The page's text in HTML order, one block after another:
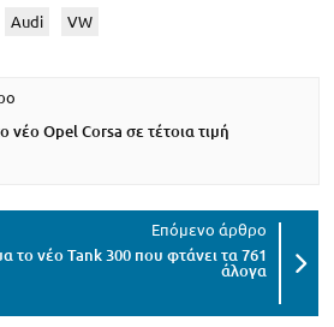
Audi VW
νέο Opel Corsa σε τέτοια τιμή
το νέο Tank 300 που φτάνει τα 761
άλογα